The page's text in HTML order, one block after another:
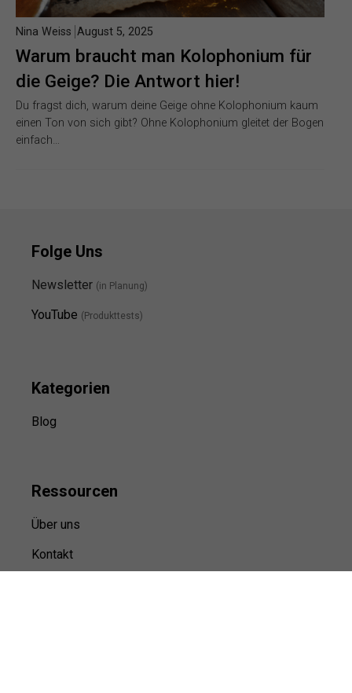
Warum braucht man Kolophonium für
die Geige? Die Antwort hier!
Nina Weiss August 5, 2025
Du fragst dich, warum deine Geige ohne Kolophonium kaum
einen Ton von sich gibt? Ohne Kolophonium gleitet der Bogen
einfach…
Folge Uns
Newsletter (in Planung)
YouTube (Produkttests)
Kategorien
Blog
Ressourcen
Über uns
Kontakt